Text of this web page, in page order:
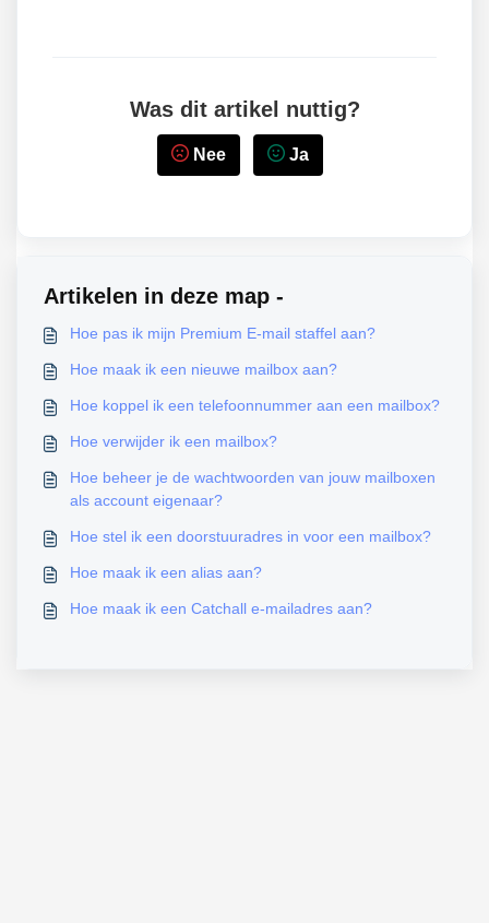
Was dit artikel nuttig?
Nee Ja
Artikelen in deze map -
Hoe pas ik mijn Premium E-mail staffel aan?
Hoe maak ik een nieuwe mailbox aan?
Hoe koppel ik een telefoonnummer aan een mailbox?
Hoe verwijder ik een mailbox?
Hoe beheer je de wachtwoorden van jouw mailboxen
als account eigenaar?
Hoe stel ik een doorstuuradres in voor een mailbox?
Hoe maak ik een alias aan?
Hoe maak ik een Catchall e-mailadres aan?